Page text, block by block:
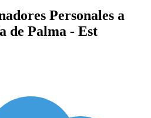
Personales a
de Palma - Est